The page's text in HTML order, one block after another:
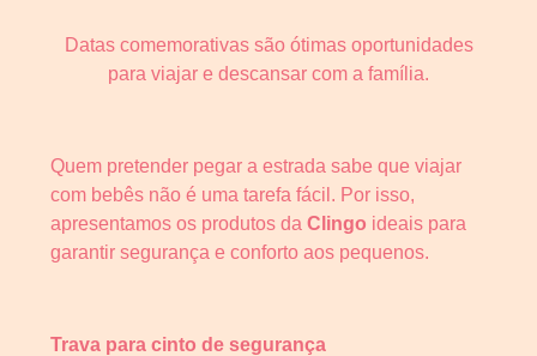
Datas comemorativas são ótimas oportunidades
para viajar e descansar com a família.
Quem pretender pegar a estrada sabe que viajar
com bebês não é uma tarefa fácil. Por isso,
apresentamos os produtos da Clingo ideais para
garantir segurança e conforto aos pequenos.
Trava para cinto de segurança